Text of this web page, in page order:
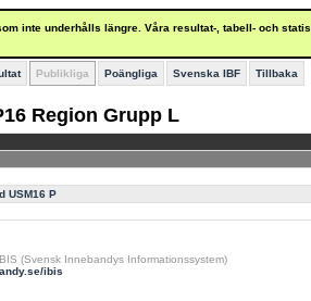
inte underhålls längre. Våra resultat-, tabell- och
Publikliga Poängliga Svenska IBF Tillbaka
Region Grupp L
USM16 P
(Svensk Innebandys Informationssystem)
ibis